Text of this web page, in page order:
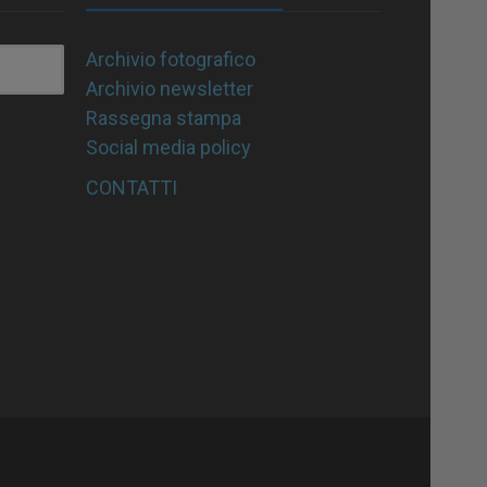
Archivio fotografico
Archivio newsletter
Rassegna stampa
Social media policy
CONTATTI